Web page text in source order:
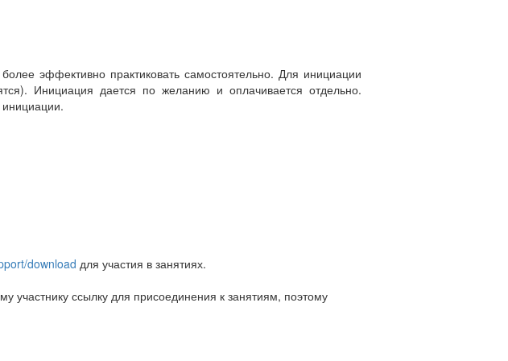
более эффективно практиковать самостоятельно. Для инициации
Инициация дается по желанию и оплачивается отдельно.
download для участия в занятиях.
участнику ссылку для присоединения к занятиям, поэтому